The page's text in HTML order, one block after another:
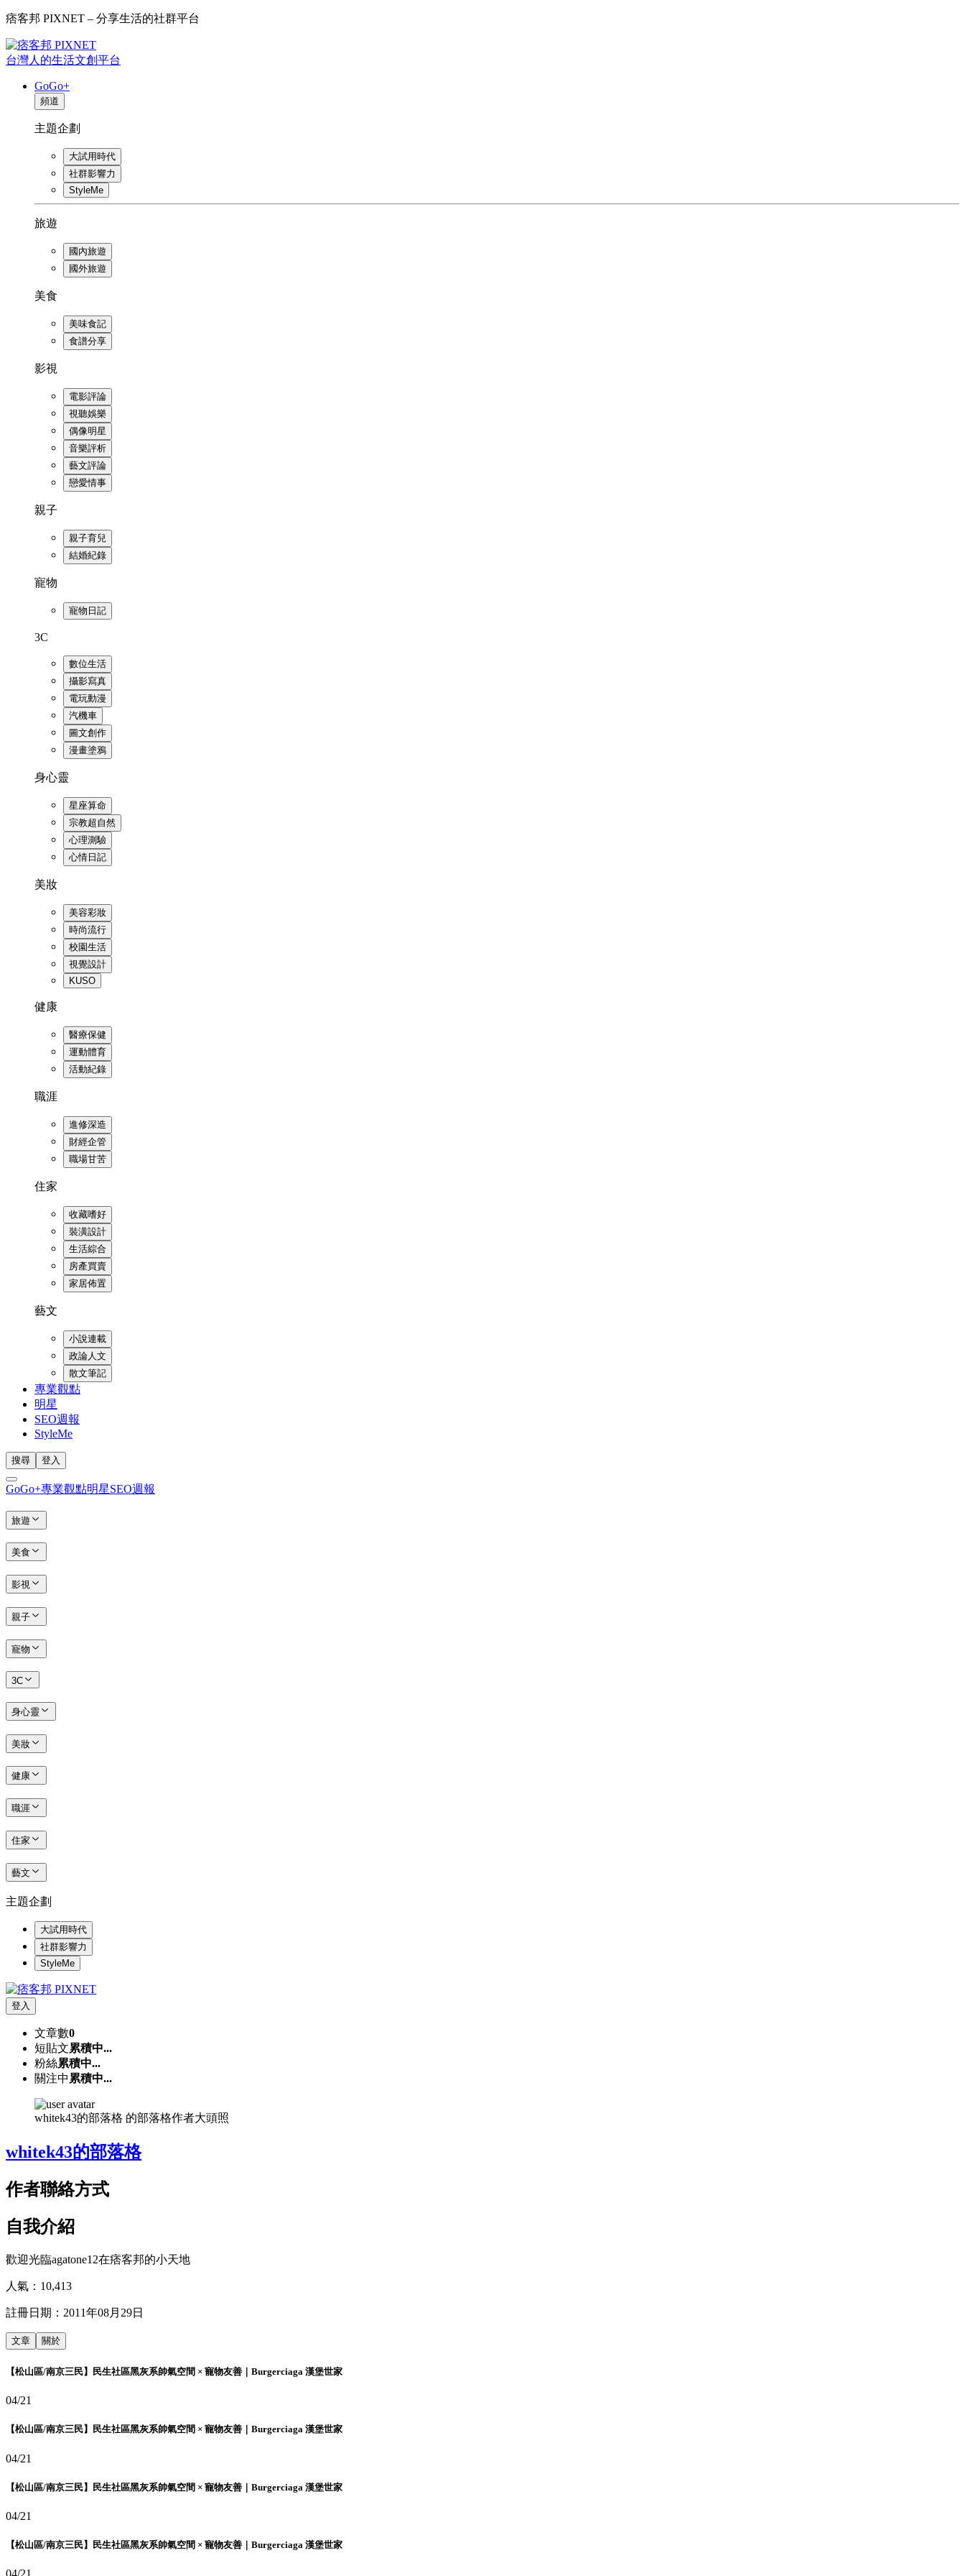
痞客邦 PIXNET – 分享生活的社群平台
台灣人的生活文創平台
GoGo+
頻道
主題企劃
大試用時代
社群影響力
StyleMe
旅遊
國內旅遊
國外旅遊
美食
美味食記
食譜分享
影視
電影評論
視聽娛樂
偶像明星
音樂評析
藝文評論
戀愛情事
親子
親子育兒
結婚紀錄
寵物
寵物日記
3C
數位生活
攝影寫真
電玩動漫
汽機車
圖文創作
漫畫塗鴉
身心靈
星座算命
宗教超自然
心理測驗
心情日記
美妝
美容彩妝
時尚流行
校園生活
視覺設計
KUSO
健康
醫療保健
運動體育
活動紀錄
職涯
進修深造
財經企管
職場甘苦
住家
收藏嗜好
裝潢設計
生活綜合
房產買賣
家居佈置
藝文
小說連載
政論人文
散文筆記
專業觀點
明星
SEO週報
StyleMe
搜尋 登入
GoGo+專業觀點明星SEO週報
旅遊
美食
影視
親子
寵物
3C
身心靈
美妝
健康
職涯
住家
藝文
主題企劃
大試用時代
社群影響力
StyleMe
登入
文章數0
短貼文累積中...
粉絲累積中...
關注中 累積中...
whitek43的部落格 的部落格作者大頭照
whitek43的部落格
作者聯絡方式
自我介紹
歡迎光臨agatone12在痞客邦的小天地
人氣： 10,413
註冊日期： 2011年08月29日
文章 關於
【松山區/南京三民】民生社區黑灰系帥氣空間 × 寵物友善｜Burgerciaga 漢堡世家
04/21
【松山區/南京三民】民生社區黑灰系帥氣空間 × 寵物友善｜Burgerciaga 漢堡世家
04/21
【松山區/南京三民】民生社區黑灰系帥氣空間 × 寵物友善｜Burgerciaga 漢堡世家
04/21
【松山區/南京三民】民生社區黑灰系帥氣空間 × 寵物友善｜Burgerciaga 漢堡世家